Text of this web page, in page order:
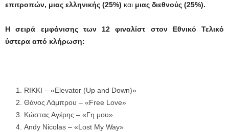
επιτροπών, μιας ελληνικής (25%) και μιας διεθνούς (25%).
Η σειρά εμφάνισης των 12 φιναλίστ στον Εθνικό Τελικό
ύστερα από κλήρωση:
RIKKI – «Elevator (Up and Down)»
Θάνος Λάμπρου – «Free Love»
Κώστας Αγέρης – «Γη μου»
Andy Nicolas – «Lost My Way»